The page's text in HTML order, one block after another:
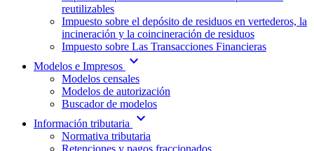
reutilizables
Impuesto sobre el depósito de residuos en vertederos, la
incineración y la coincineración de residuos
Impuesto sobre Las Transacciones Financieras
Modelos e Impresos expand_more
Modelos censales
Modelos de autorización
Buscador de modelos
Información tributaria
expand_more
Normativa tributaria
Retenciones y pagos fraccionados